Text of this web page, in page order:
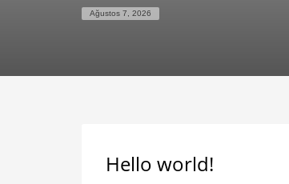
Ağustos 7, 2026
Hello world!